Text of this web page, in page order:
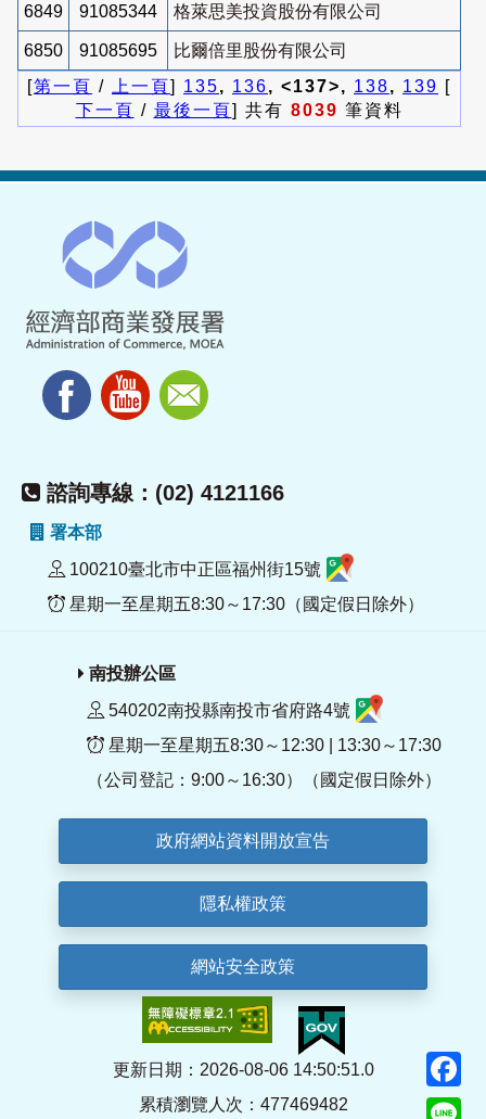
6849 91085344 格萊思美投資股份有限公司
6850 91085695
比爾倍里股份有限公司
[第一頁 / 上一頁] 135, 136, <137>, 138, 139 [
下一頁 / 最後一頁] 共有 8039 筆資料
諮詢專線：(02) 4121166
署本部
100210臺北市中正區福州街15號
星期一至星期五8:30～17:30（國定假日除外）
南投辦公區
540202南投縣南投市省府路4號
星期一至星期五8:30～12:30 | 13:30～17:30
（公司登記：9:00～16:30）（國定假日除外）
政府網站資料開放宣告
隱私權政策
網站安全政策
更新日期：2026-08-06 14:50:51.0
累積瀏覽人次：477469482